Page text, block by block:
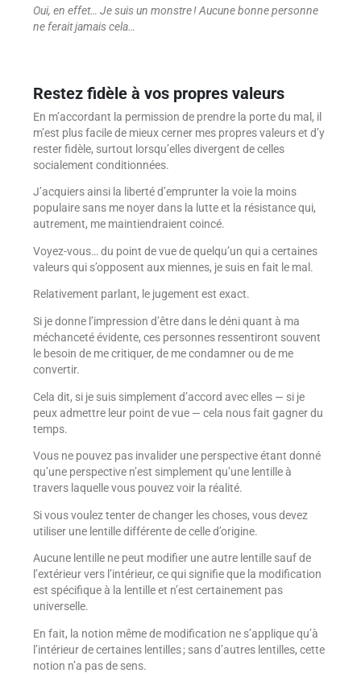
Oui, en effet… Je suis un monstre ! Aucune bonne personne
ne ferait jamais cela…
Restez fidèle à vos propres valeurs
En m’accordant la permission de prendre la porte du mal, il
m’est plus facile de mieux cerner mes propres valeurs et d’y
rester fidèle, surtout lorsqu’elles divergent de celles
socialement conditionnées.
J’acquiers ainsi la liberté d’emprunter la voie la moins
populaire sans me noyer dans la lutte et la résistance qui,
autrement, me maintiendraient coincé.
Voyez-vous… du point de vue de quelqu’un qui a certaines
valeurs qui s’opposent aux miennes, je suis en fait le mal.
Relativement parlant, le jugement est exact.
Si je donne l’impression d’être dans le déni quant à ma
méchanceté évidente, ces personnes ressentiront souvent
le besoin de me critiquer, de me condamner ou de me
convertir.
Cela dit, si je suis simplement d’accord avec elles — si je
peux admettre leur point de vue — cela nous fait gagner du
temps.
Vous ne pouvez pas invalider une perspective étant donné
qu’une perspective n’est simplement qu’une lentille à
travers laquelle vous pouvez voir la réalité.
Si vous voulez tenter de changer les choses, vous devez
utiliser une lentille différente de celle d’origine.
Aucune lentille ne peut modifier une autre lentille sauf de
l’extérieur vers l’intérieur, ce qui signifie que la modification
est spécifique à la lentille et n’est certainement pas
universelle.
En fait, la notion même de modification ne s’applique qu’à
l’intérieur de certaines lentilles ; sans d’autres lentilles, cette
notion n’a pas de sens.